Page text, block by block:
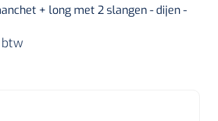
+ long met 2 slangen - dijen -
btw